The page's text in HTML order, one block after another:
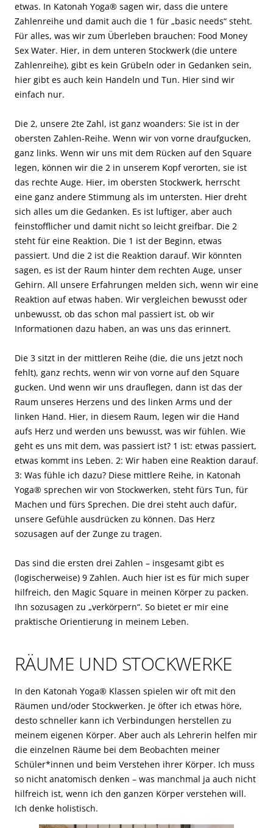
etwas. In Katonah Yoga® sagen wir, dass die untere
Zahlenreihe und damit auch die 1 für „basic needs“ steht.
Für alles, was wir zum Überleben brauchen: Food Money
Sex Water. Hier, in dem unteren Stockwerk (die untere
Zahlenreihe), gibt es kein Grübeln oder in Gedanken sein,
hier gibt es auch kein Handeln und Tun. Hier sind wir
einfach nur.
Die 2, unsere 2te Zahl, ist ganz woanders: Sie ist in der
obersten Zahlen-Reihe. Wenn wir von vorne draufgucken,
ganz links. Wenn wir uns mit dem Rücken auf den Square
legen, können wir die 2 in unserem Kopf verorten, sie ist
das rechte Auge. Hier, im obersten Stockwerk, herrscht
eine ganz andere Stimmung als im untersten. Hier dreht
sich alles um die Gedanken. Es ist luftiger, aber auch
feinstofflicher und damit nicht so leicht greifbar. Die 2
steht für eine Reaktion. Die 1 ist der Beginn, etwas
passiert. Und die 2 ist die Reaktion darauf. Wir könnten
sagen, es ist der Raum hinter dem rechten Auge, unser
Gehirn. All unsere Erfahrungen melden sich, wenn wir eine
Reaktion auf etwas haben. Wir vergleichen bewusst oder
unbewusst, ob das schon mal passiert ist, ob wir
Informationen dazu haben, an was uns das erinnert.
Die 3 sitzt in der mittleren Reihe (die, die uns jetzt noch
fehlt), ganz rechts, wenn wir von vorne auf den Square
gucken. Und wenn wir uns drauflegen, dann ist das der
Raum unseres Herzens und des linken Arms und der
linken Hand. Hier, in diesem Raum, legen wir die Hand
aufs Herz und werden uns bewusst, was wir fühlen. Wie
geht es uns mit dem, was passiert ist? 1 ist: etwas passiert,
etwas kommt ins Leben. 2: Wir haben eine Reaktion darauf.
3: Was fühle ich dazu? Diese mittlere Reihe, in Katonah
Yoga® sprechen wir von Stockwerken, steht fürs Tun, für
Machen und fürs Sprechen. Die drei steht auch dafür,
unsere Gefühle ausdrücken zu können. Das Herz
sozusagen auf der Zunge zu tragen.
Das sind die ersten drei Zahlen – insgesamt gibt es
(logischerweise) 9 Zahlen. Auch hier ist es für mich super
hilfreich, den Magic Square in meinen Körper zu packen.
Ihn sozusagen zu „verkörpern“. So bietet er mir eine
praktische Orientierung in meinem Leben.
RÄUME UND STOCKWERKE
In den Katonah Yoga® Klassen spielen wir oft mit den
Räumen und/oder Stockwerken. Je öfter ich etwas höre,
desto schneller kann ich Verbindungen herstellen zu
meinem eigenen Körper. Aber auch als Lehrerin helfen mir
die einzelnen Räume bei dem Beobachten meiner
Schüler*innen und beim Verstehen ihrer Körper. Ich muss
so nicht anatomisch denken – was manchmal ja auch nicht
hilfreich ist, wenn ich den ganzen Körper verstehen will.
Ich denke holistisch.